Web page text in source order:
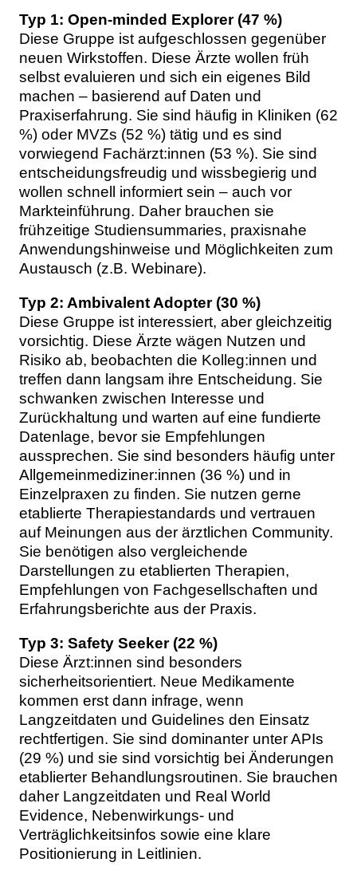
Typ 1: Open-minded Explorer (47 %)
Diese Gruppe ist aufgeschlossen gegenüber
neuen Wirkstoffen. Diese Ärzte wollen früh
selbst evaluieren und sich ein eigenes Bild
machen – basierend auf Daten und
Praxiserfahrung. Sie sind häufig in Kliniken (62
%) oder MVZs (52 %) tätig und es sind
vorwiegend Fachärzt:innen (53 %). Sie sind
entscheidungsfreudig und wissbegierig und
wollen schnell informiert sein – auch vor
Markteinführung. Daher brauchen sie
frühzeitige Studiensummaries, praxisnahe
Anwendungshinweise und Möglichkeiten zum
Austausch (z.B. Webinare).
Typ 2: Ambivalent Adopter (30 %)
Diese Gruppe ist interessiert, aber gleichzeitig
vorsichtig. Diese Ärzte wägen Nutzen und
Risiko ab, beobachten die Kolleg:innen und
treffen dann langsam ihre Entscheidung. Sie
schwanken zwischen Interesse und
Zurückhaltung und warten auf eine fundierte
Datenlage, bevor sie Empfehlungen
aussprechen. Sie sind besonders häufig unter
Allgemeinmediziner:innen (36 %) und in
Einzelpraxen zu finden. Sie nutzen gerne
etablierte Therapiestandards und vertrauen
auf Meinungen aus der ärztlichen Community.
Sie benötigen also vergleichende
Darstellungen zu etablierten Therapien,
Empfehlungen von Fachgesellschaften und
Erfahrungsberichte aus der Praxis.
Typ 3: Safety Seeker (22 %)
Diese Ärzt:innen sind besonders
sicherheitsorientiert. Neue Medikamente
kommen erst dann infrage, wenn
Langzeitdaten und Guidelines den Einsatz
rechtfertigen. Sie sind dominanter unter APIs
(29 %) und sie sind vorsichtig bei Änderungen
etablierter Behandlungsroutinen. Sie brauchen
daher Langzeitdaten und Real World
Evidence, Nebenwirkungs- und
Verträglichkeitsinfos sowie eine klare
Positionierung in Leitlinien.